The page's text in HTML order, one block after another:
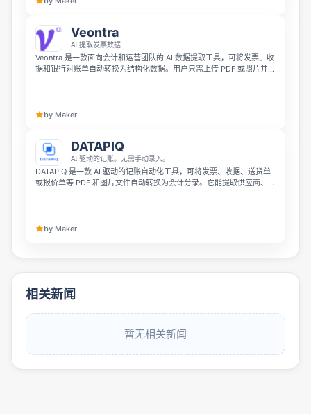
Veontra
AI 提取发票数据
Veontra 是一款面向会计和运营团队的 AI 数据提取工具，可将发票、收
据和银行对账单自动转换为结构化数据。用户只需上传 PDF 或照片并选
by Maker
DATAPIQ
AI 驱动的记账。无需手动录入。
DATAPIQ 是一款 AI 驱动的记账自动化工具，可将发票、收据、送货单
或报价单等 PDF 和图片文件自动转换为会计分录。它能提取供应商、日
by Maker
相关新闻
暂无相关新闻